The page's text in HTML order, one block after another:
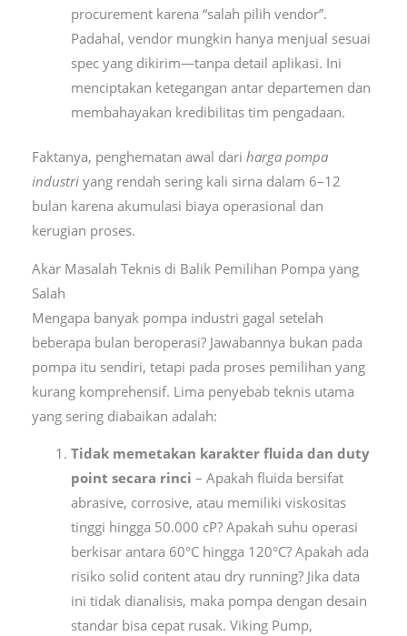
procurement karena “salah pilih vendor”.
Padahal, vendor mungkin hanya menjual sesuai
spec yang dikirim—tanpa detail aplikasi. Ini
menciptakan ketegangan antar departemen dan
membahayakan kredibilitas tim pengadaan.
Faktanya, penghematan awal dari harga pompa
industriyang rendah sering kali sirna dalam 6–12
bulan karena akumulasi biaya operasional dan
kerugian proses.
Akar Masalah Teknis di Balik Pemilihan Pompa yang
Salah
Mengapa banyak pompa industri gagal setelah
beberapa bulan beroperasi? Jawabannya bukan pada
pompa itu sendiri, tetapi pada proses pemilihan yang
kurang komprehensif. Lima penyebab teknis utama
yang sering diabaikan adalah:
Tidak memetakan karakter fluida dan duty
point secara rinci – Apakah fluida bersifat
abrasive, corrosive, atau memiliki viskositas
tinggi hingga 50.000 cP? Apakah suhu operasi
berkisar antara 60°C hingga 120°C? Apakah ada
risiko solid content atau dry running? Jika data
ini tidak dianalisis, maka pompa dengan desain
standar bisa cepat rusak. Viking Pump,